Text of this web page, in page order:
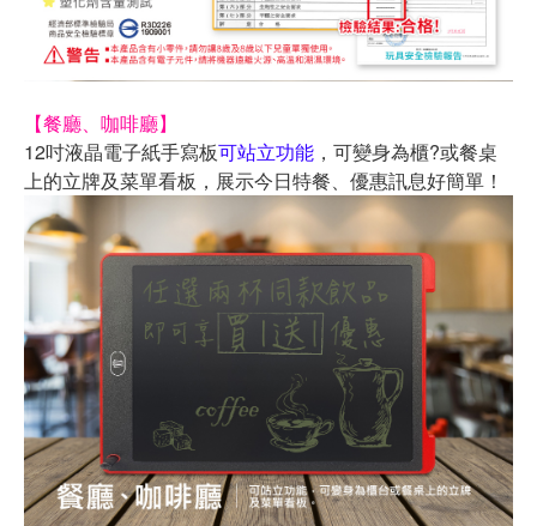
【餐廳、咖啡廳】
12吋液晶電子紙手寫板可站立功能 ，可變身為櫃?或餐桌
上的立牌及菜單看板，展示今日特餐、優惠訊息好簡單！